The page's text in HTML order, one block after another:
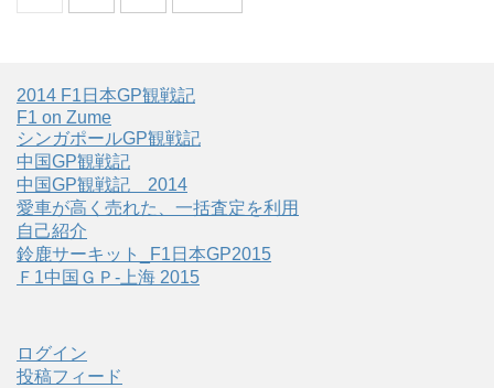
2014 F1日本GP観戦記
F1 on Zume
シンガポールGP観戦記
中国GP観戦記
中国GP観戦記 2014
愛車が高く売れた、一括査定を利用
自己紹介
鈴鹿サーキット_F1日本GP2015
Ｆ1中国ＧＰ-上海 2015
ログイン
投稿フィード